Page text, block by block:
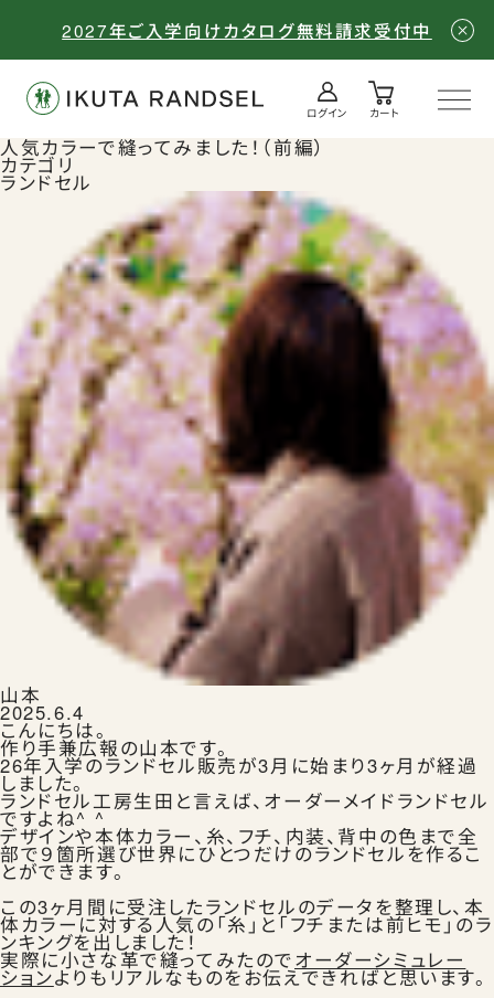
2027年ご入学向けカタログ無料請求受付中
ログイン カート
カート
ランドセルを注文する
生田ランドセルのこと
生田ランドセルにふれる
ランドセルの選びかた
人気カラーで縫ってみました！（前編）
カテゴリ
ランドセル
山本
2025.6.4
こんにちは。
作り手兼広報の山本です。
26年入学のランドセル販売が3月に始まり3ヶ月が経過
しました。
ランドセル工房生田と言えば、オーダーメイドランドセル
ですよね^ ^
デザインや本体カラー、糸、フチ、内装、背中の色まで全
部で９箇所選び世界にひとつだけのランドセルを作るこ
とができます。
この3ヶ月間に受注したランドセルのデータを整理し、本
体カラーに対する人気の「糸」と「フチまたは前ヒモ」のラ
ンキングを出しました！
実際に小さな革で縫ってみたのでオーダーシミュレー
ションよりもリアルなものをお伝えできればと思います。